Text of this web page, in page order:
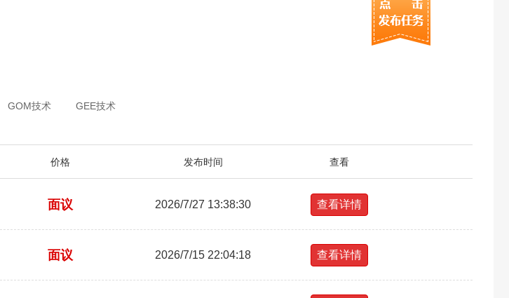
GOM技术 GEE技术
价格 发布时间 查看
面议 2026/7/27 13:38:30 查看详情
面议 2026/7/15 22:04:18 查看详情